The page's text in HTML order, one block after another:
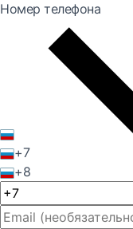
Номер телефона
+7
+8